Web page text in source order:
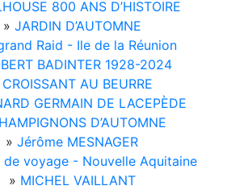
800 ANS D’HISTOIRE
» JARDIN D’AUTOMNE
Raid - Ile de la Réunion
BADINTER 1928-2024
CROISSANT AU BEURRE
GERMAIN DE LACEPÈDE
D’AUTOMNE
» Jérôme MESNAGER
de voyage - Nouvelle Aquitaine
» MICHEL VAILLANT